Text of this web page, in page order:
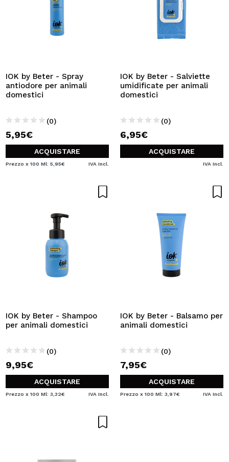
IOK by Beter - Spray
antiodore per animali
domestici
(0)
5,95€
ACQUISTARE
Prezzo x 100 Ml: 5,95€ IVA Incl.
IOK by Beter - Salviette
umidificate per animali
domestici
(0)
6,95€
ACQUISTARE
IVA Incl.
IOK by Beter - Shampoo
per animali domestici
(0)
9,95€
ACQUISTARE
Prezzo x 100 Ml: 3,32€ IVA Incl.
IOK by Beter - Balsamo per
animali domestici
(0)
7,95€
ACQUISTARE
Prezzo x 100 Ml: 3,97€ IVA Incl.